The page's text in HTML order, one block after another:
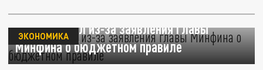
Рубль рухнул из-за заявления главы
Минфина о бюджетном правиле
ЭКОНОМИКА